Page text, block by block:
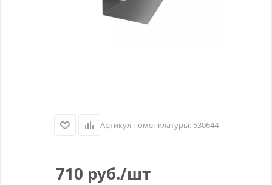
Артикул номенклатуры: 530644
710 руб./шт